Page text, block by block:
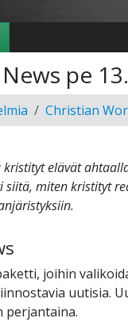
pe
Christian
elävät
siitä, miten kristityt
joihin
uutisia.
perjantaina.